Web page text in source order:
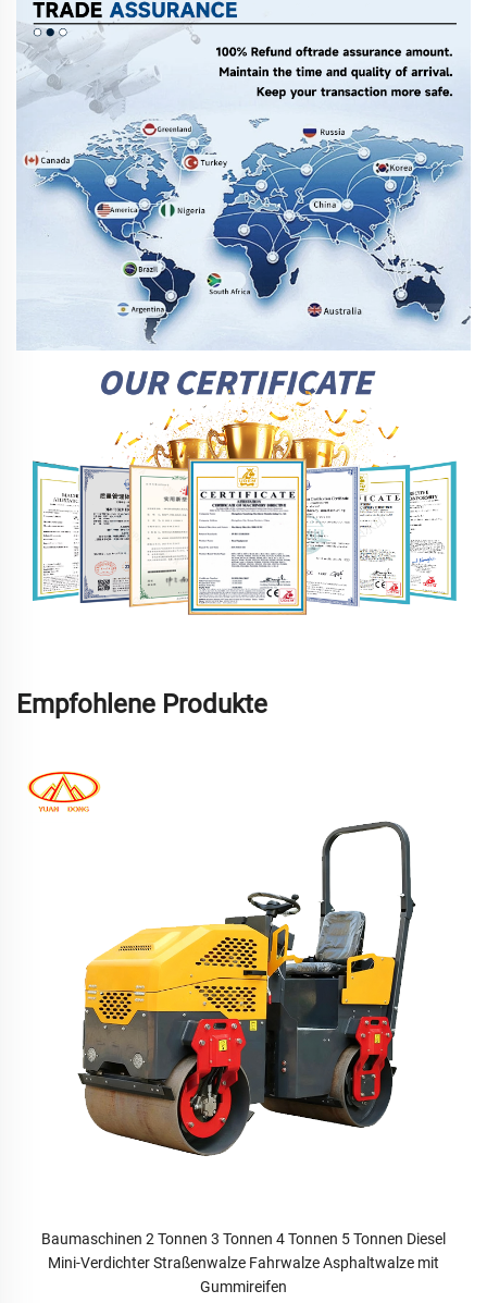
Empfohlene Produkte
Baumaschinen 2 Tonnen 3 Tonnen 4 Tonnen 5 Tonnen Diesel
Mini-Verdichter Straßenwalze Fahrwalze Asphaltwalze mit
Gummireifen